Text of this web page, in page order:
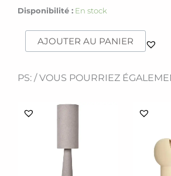
Disponibilité : En stock
quantité
AJOUTER AU PANIER
PS: / VOUS POURRIEZ